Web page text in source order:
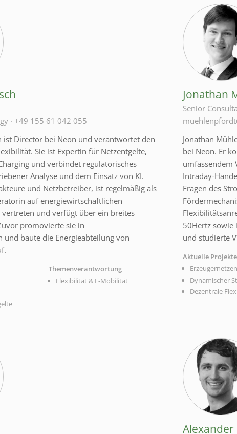
· +49 155 61 042 055
ist Director bei Neon und verantwortet den
Sie ist Expertin für Netzentgelte,
und verbindet regulatorisches
Analyse und dem Einsatz von KI.
und Netzbetreiber, ist regelmäßig als
auf energiewirtschaftlichen
vertreten und verfügt über ein breites
promovierte sie in
und baute die Energieabteilung von
Themenverantwortung
Flexibilität & E-Mobilität
Jonathan
Senior
Jonathan
bei Neon. Er
umfassendem
Intraday-
Fragen des
50Hertz sowie
und studierte
Aktuelle Projekte
Dynamischer
Dezentrale
Alexander